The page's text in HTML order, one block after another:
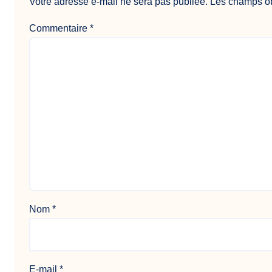
Commentaire *
Nom *
E-mail *